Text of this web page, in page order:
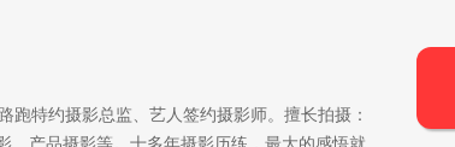
特约摄影总监、艺人签约摄影师。擅长拍摄：